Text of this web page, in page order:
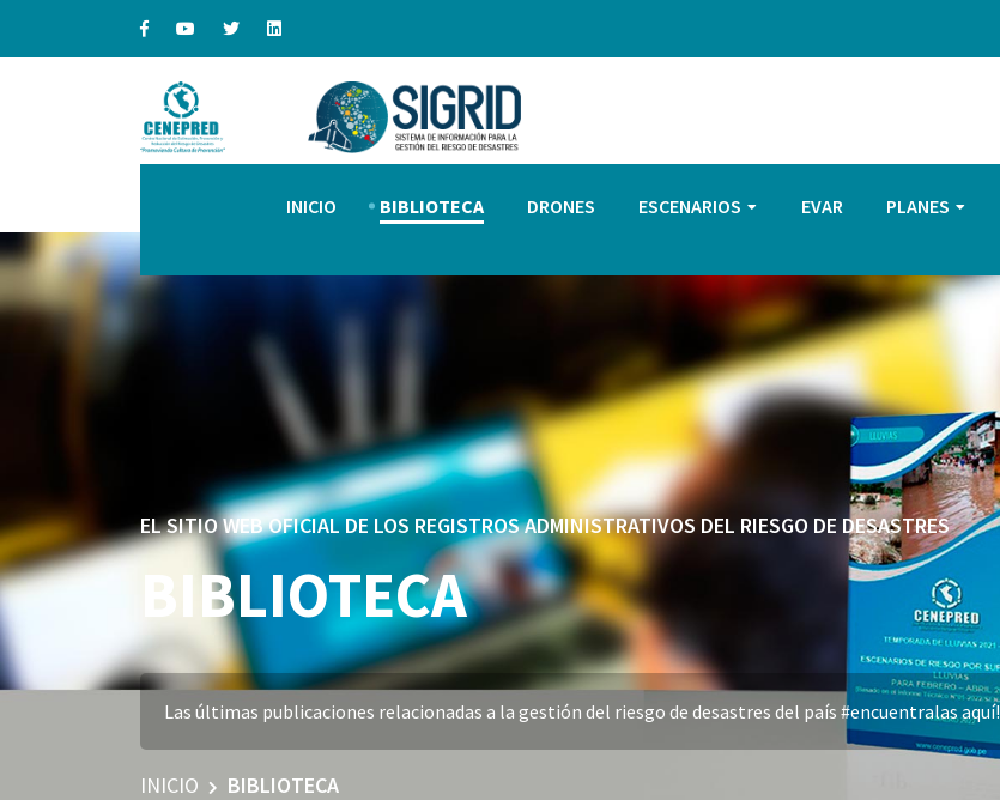
INICIO BIBLIOTECA DRONES ESCENARIOS EVAR PLANES
EL SITIO WEB OFICIAL DE LOS REGISTROS ADMINISTRATIVOS DEL RIESGO DE DESASTRES
BIBLIOTECA
Las últimas publicaciones relacionadas a la gestión del riesgo de desastres del país #encuentralas aquí!
INICIO BIBLIOTECA